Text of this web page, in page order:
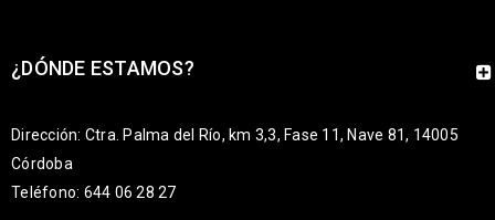
¿DÓNDE ESTAMOS?
Dirección: Ctra. Palma del Río, km 3,3, Fase 11, Nave 81, 14005
Córdoba
Teléfono: 644 06 28 27